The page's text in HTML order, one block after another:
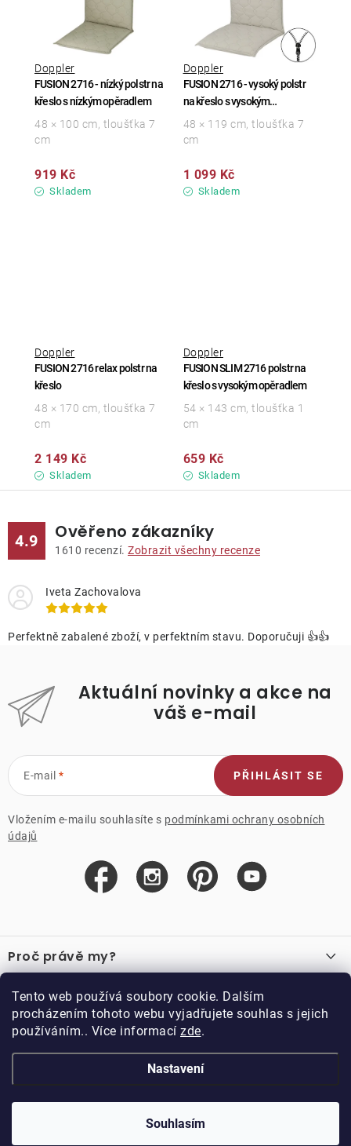
Tento web používá soubory cookie. Dalším
procházením tohoto webu vyjadřujete souhlas s jejich
používáním.. Více informací zde.
Nastavení
Souhlasím
FUSION 2716 - nízký polstr na
křeslo s nízkým opěradlem
Doppler
Skladem
919 Kč
48 × 100 cm, tloušťka 7
cm
FUSION 2716 - vysoký polstr
na křeslo s vysokým
opěradlem
Doppler
Skladem
1 099 Kč
48 × 119 cm, tloušťka 7
cm
FUSION 2716 relax polstr na
křeslo
Doppler
Skladem
2 149 Kč
48 × 170 cm, tloušťka 7
cm
FUSION SLIM 2716 polstr na
křeslo s vysokým opěradlem
Doppler
Skladem
659 Kč
54 × 143 cm, tloušťka 1
cm
4.9 Ověřeno zákazníky
1610 recenzí. Zobrazit všechny recenze
Iveta Zachovalova
Perfektně zabalené zboží, v perfektním stavu. Doporučuji 👍👍
Aktuální novinky a akce na
váš e-mail
E-mail
Vložením e-mailu souhlasíte s podmínkami ochrany osobních
údajů
PŘIHLÁSIT SE
á
p
a
Proč právě my?
Recenze
Důležité odkazy
Velkoobchod
Vzorková prodejna
Kariéra
Blog
O nákupu
Obchodní podmínky
Podmínky věrnostního programu
Doppler CZ spol. s.r.o.,
Trhové Sviny
DOPPLER CZ spol. s r.o.. Všechna práva vyhrazena.